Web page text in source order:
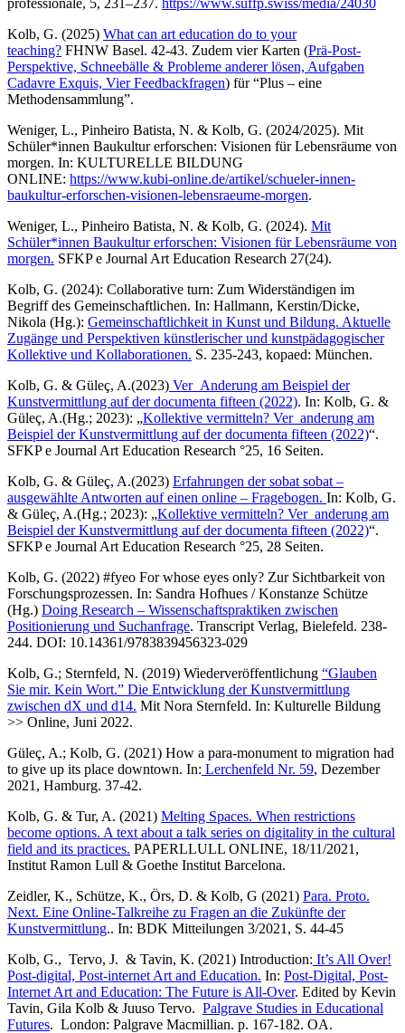
professionale, 5, 231–237. https://www.suffp.swiss/media/24030
Kolb, G. (2025) What can art education do to your
teaching? FHNW Basel. 42-43. Zudem vier Karten (Prä-Post-
Perspektive, Schneebälle & Probleme anderer lösen, Aufgaben
Cadavre Exquis, Vier Feedbackfragen) für “Plus – eine
Methodensammlung”.
Weniger, L., Pinheiro Batista, N. & Kolb, G. (2024/2025). Mit
Schüler*innen Baukultur erforschen: Visionen für Lebensräume von
morgen. In: KULTURELLE BILDUNG
ONLINE: https://www.kubi-online.de/artikel/schueler-innen-
baukultur-erforschen-visionen-lebensraeume-morgen.
Weniger, L., Pinheiro Batista, N. & Kolb, G. (2024). Mit
Schüler*innen Baukultur erforschen: Visionen für Lebensräume von
morgen. SFKP e Journal Art Education Research 27(24).
Kolb, G. (2024): Collaborative turn: Zum Widerständigen im
Begriff des Gemeinschaftlichen. In: Hallmann, Kerstin/Dicke,
Nikola (Hg.): Gemeinschaftlichkeit in Kunst und Bildung. Aktuelle
Zugänge und Perspektiven künstlerischer und kunstpädagogischer
Kollektive und Kollaborationen. S. 235-243, kopaed: München.
Kolb, G. & Güleç, A.(2023) Ver_Anderung am Beispiel der
Kunstvermittlung auf der documenta fifteen (2022). In: Kolb, G. &
Güleç, A.(Hg.; 2023): „Kollektive vermitteln? Ver_anderung am
Beispiel der Kunstvermittlung auf der documenta fifteen (2022)“.
SFKP e Journal Art Education Research °25, 16 Seiten.
Kolb, G. & Güleç, A.(2023) Erfahrungen der sobat sobat –
ausgewählte Antworten auf einen online – Fragebogen. In: Kolb, G.
& Güleç, A.(Hg.; 2023): „Kollektive vermitteln? Ver_anderung am
Beispiel der Kunstvermittlung auf der documenta fifteen (2022)“.
SFKP e Journal Art Education Research °25, 28 Seiten.
Kolb, G. (2022) #fyeo For whose eyes only? Zur Sichtbarkeit von
Forschungsprozessen. In: Sandra Hofhues / Konstanze Schütze
(Hg.) Doing Research – Wissenschaftspraktiken zwischen
Positionierung und Suchanfrage. Transcript Verlag, Bielefeld. 238-
244. DOI: 10.14361/9783839456323-029
Kolb, G.; Sternfeld, N. (2019) Wiederveröffentlichung “Glauben
Sie mir. Kein Wort.” Die Entwicklung der Kunstvermittlung
zwischen dX und d14. Mit Nora Sternfeld. In: Kulturelle Bildung
>> Online, Juni 2022.
Güleç, A.; Kolb, G. (2021) How a para-monument to migration had
to give up its place downtown. In: Lerchenfeld Nr. 59, Dezember
2021, Hamburg. 37-42.
Kolb, G. & Tur, A. (2021) Melting Spaces. When restrictions
become options. A text about a talk series on digitality in the cultural
field and its practices. PAPERLLULL ONLINE, 18/11/2021,
Institut Ramon Lull & Goethe Institut Barcelona.
Zeidler, K., Schütze, K., Örs, D. & Kolb, G (2021) Para. Proto.
Next. Eine Online-Talkreihe zu Fragen an die Zukünfte der
Kunstvermittlung.. In: BDK Mitteilungen 3/2021, S. 44-45
Kolb, G., Tervo, J. & Tavin, K. (2021) Introduction: It’s All Over!
Post-digital, Post-internet Art and Education. In: Post-Digital, Post-
Internet Art and Education: The Future is All-Over. Edited by Kevin
Tavin, Gila Kolb & Juuso Tervo. Palgrave Studies in Educational
Futures. London: Palgrave Macmillian. p. 167-182. OA.